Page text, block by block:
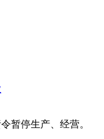
暂停生产、经营。